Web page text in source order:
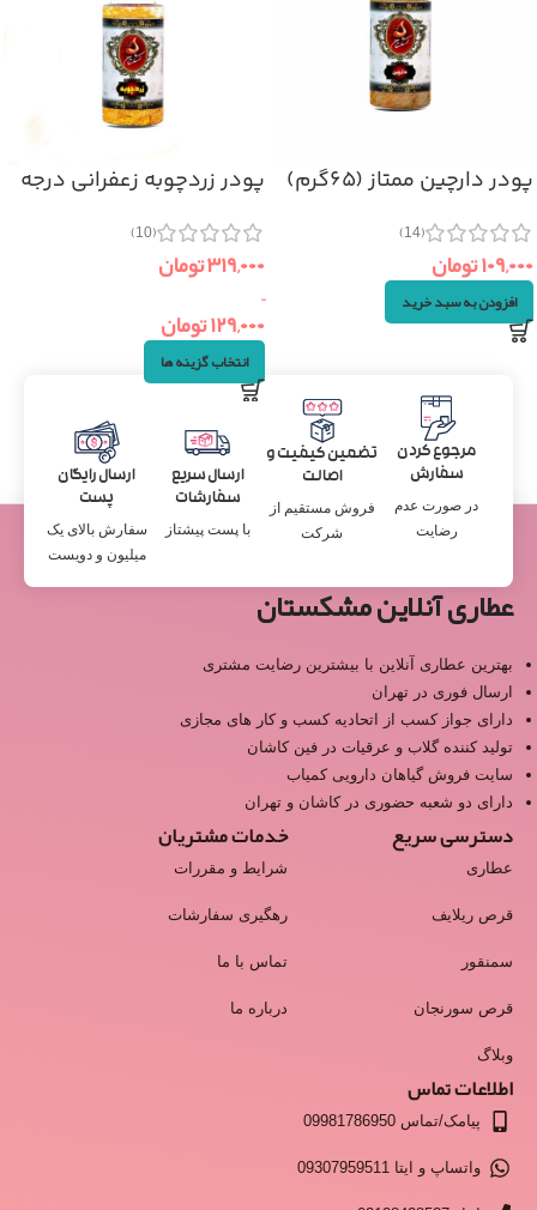
پودر دارچین ممتاز (۶۵گرم)
(14)
۱۰۹,۰۰۰تومان
افزودن به سبد خرید
پودر زردچوبه زعفرانی درجه
(10)
۳۱۹,۰۰۰تومان
–
۱۲۹,۰۰۰تومان
انتخاب گزینه ها
مرجوع کردن
سفارش
در صورت عدم
رضایت
تضمین کیفیت و
اصالت
فروش مستقیم از
شرکت
ارسال سریع
سفارشات
با پست پیشتاز
ارسال رایگان
پست
سفارش بالای یک
میلیون و دویست
عطاری آنلاین مشکستان
بهترین عطاری آنلاین با بیشترین رضایت مشتری
ارسال فوری در تهران
دارای جواز کسب از اتحادیه کسب و کار های مجازی
تولید کننده گلاب و عرقیات در فین کاشان
سایت فروش گیاهان دارویی کمیاب
دارای دو شعبه حضوری در کاشان و تهران
دسترسی سریع
عطاری
قرص ریلایف
سمنقور
قرص سورنجان
وبلاگ
خدمات مشتریان
شرایط و مقررات
رهگیری سفارشات
تماس با ما
درباره ما
اطلاعات تماس
پیامک/تماس 09981786950
واتساپ و ایتا 09307959511